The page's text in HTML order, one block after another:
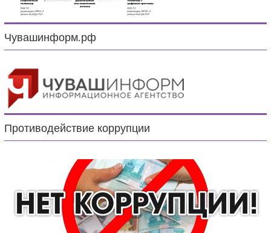
Чувашинформ.рф
Противодействие коррупции